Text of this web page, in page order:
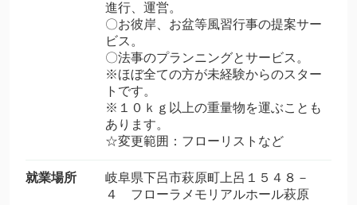
進行、運営。
〇お彼岸、お盆等風習行事の提案サー
ビス。
〇法事のプランニングとサービス。
※ほぼ全ての方が未経験からのスター
トです。
※１０ｋｇ以上の重量物を運ぶことも
あります。
☆変更範囲：フローリストなど
就業場所
岐阜県下呂市萩原町上呂１５４８－
４ フローラメモリアルホール萩原